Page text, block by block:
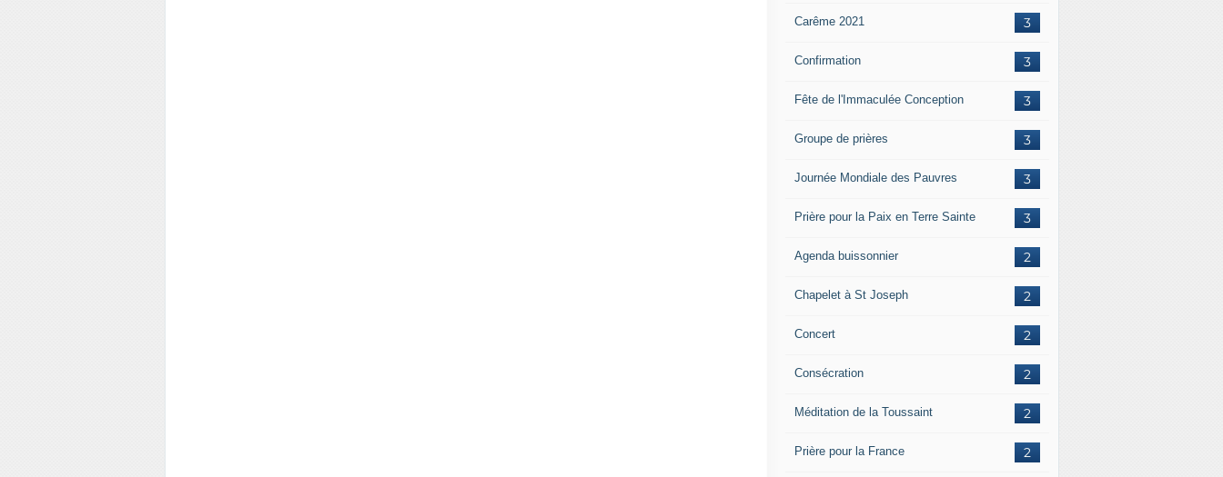
3
Carême 2021
3
Confirmation
3
Fête de l'Immaculée Conception
3
Groupe de prières
3
Journée Mondiale des Pauvres
3
Prière pour la Paix en Terre Sainte
2
Agenda buissonnier
2
Chapelet à St Joseph
2
Concert
2
Consécration
2
Méditation de la Toussaint
2
Prière pour la France